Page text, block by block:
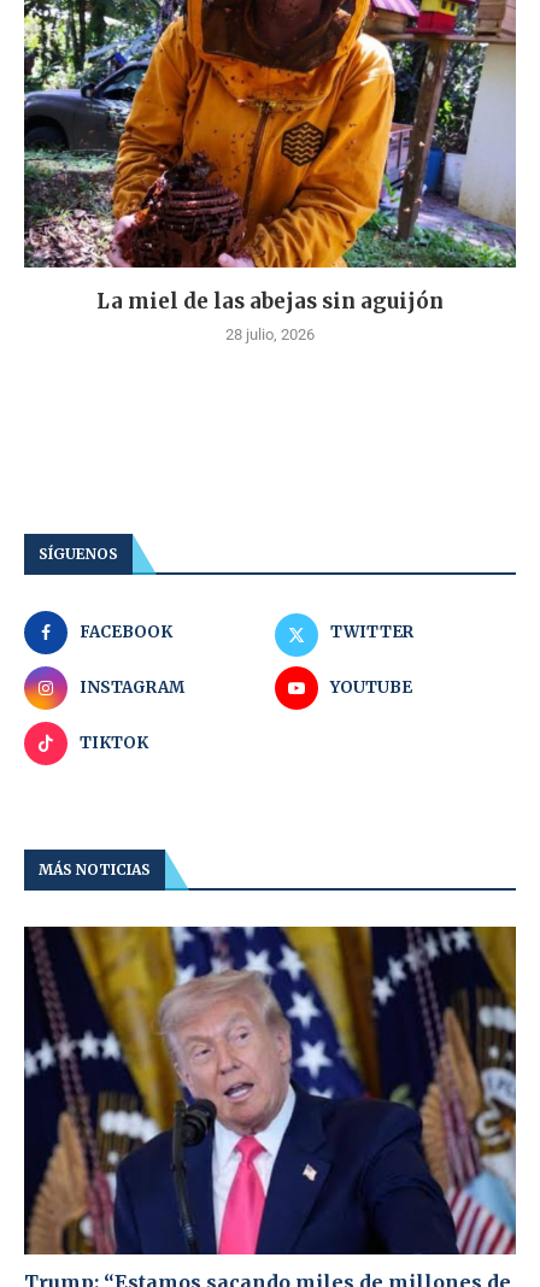
La miel de las abejas sin aguijón
28 julio, 2026
SÍGUENOS
FACEBOOK TWITTER
INSTAGRAM YOUTUBE
TIKTOK
MÁS NOTICIAS